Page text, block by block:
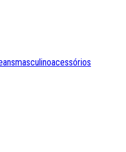
masculinoacessórios